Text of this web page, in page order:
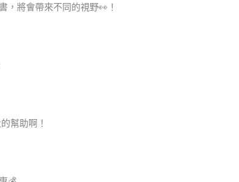
，將會帶來不同的視野👀！
幫助啊！